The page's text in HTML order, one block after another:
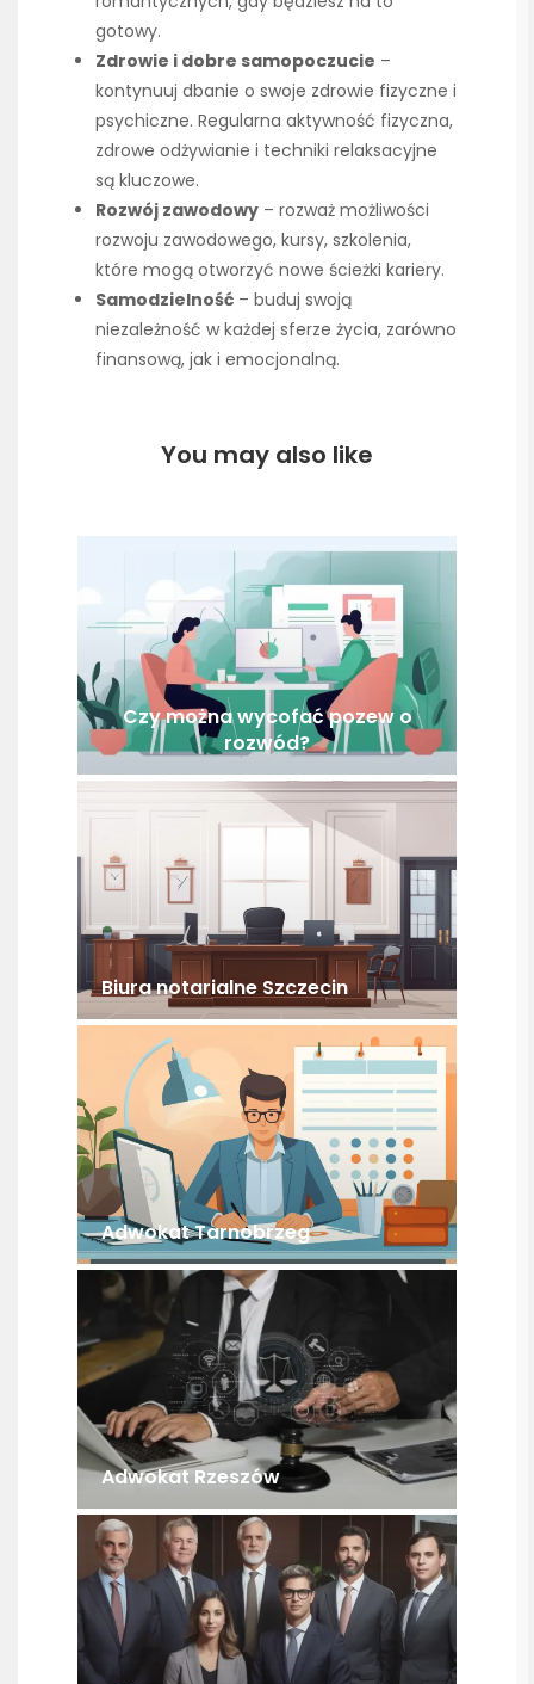
gotowy.
Zdrowie i dobre samopoczucie –
kontynuuj dbanie o swoje zdrowie fizyczne i
psychiczne. Regularna aktywność fizyczna,
zdrowe odżywianie i techniki relaksacyjne
są kluczowe.
Rozwój zawodowy – rozważ możliwości
rozwoju zawodowego, kursy, szkolenia,
które mogą otworzyć nowe ścieżki kariery.
Samodzielność – buduj swoją
niezależność w każdej sferze życia, zarówno
finansową, jak i emocjonalną.
You may also like
Czy można wycofać pozew o
rozwód?
Biura notarialne Szczecin
Adwokat Tarnobrzeg
Adwokat Rzeszów